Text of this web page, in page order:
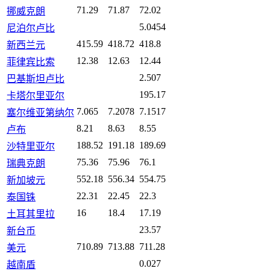
挪威克朗
71.29 71.87
72.02
尼泊尔卢比
5.0454
新西兰元
415.59 418.72 418.8
菲律宾比索
12.38 12.63
12.44
巴基斯坦卢比
2.507
卡塔尔里亚尔
195.17
塞尔维亚第纳尔 7.065 7.2078 7.1517
卢布
8.21 8.63
8.55
沙特里亚尔
188.52 191.18 189.69
瑞典克朗
75.36 75.96
76.1
新加坡元
552.18 556.34 554.75
泰国铢
22.31 22.45
22.3
土耳其里拉
16 18.4
17.19
新台币
23.57
美元
710.89 713.88 711.28
越南盾
0.027